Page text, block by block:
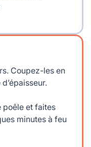
Coupez-les en
poêle et faites
minutes à feu